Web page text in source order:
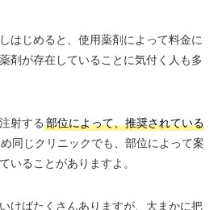
はじめると、使用薬剤によって料金に
剤が存在していることに気付く人も多
射する 部位によって、推奨されている
同じクリニックでも、部位によって案
いることがありますよ。
けばたくさんありますが、大まかに把